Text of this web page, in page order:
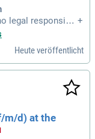
legal responsibili
to Austria from
application: Whe
+
Heute veröffentlicht
m/d) at the